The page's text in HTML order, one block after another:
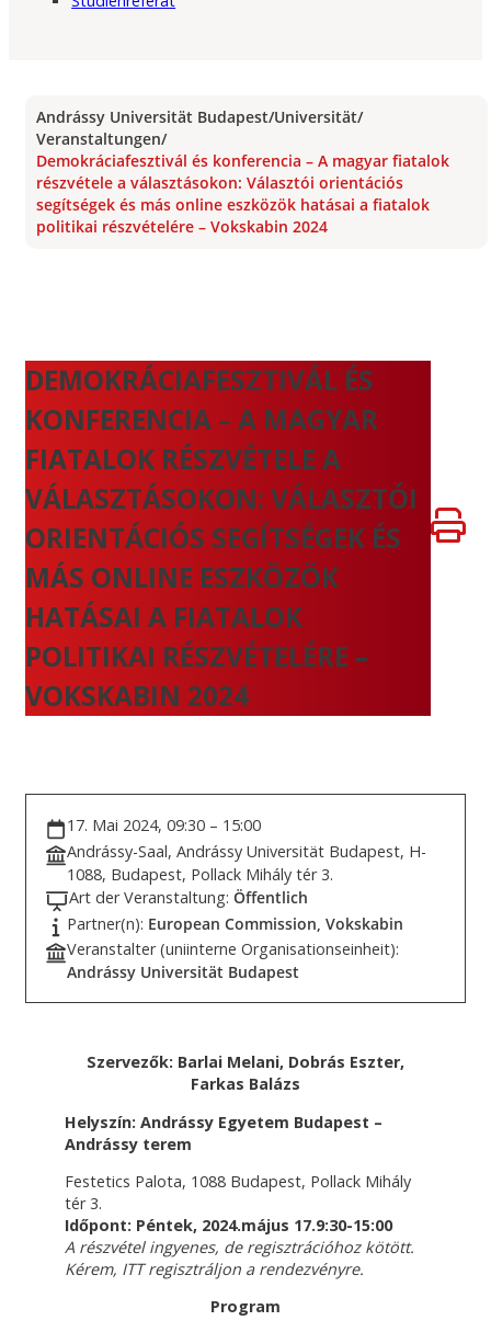
Andrássy Universität Budapest/Universität/
Veranstaltungen/
Demokráciafesztivál és konferencia – A magyar fiatalok
részvétele a választásokon: Választói orientációs
segítségek és más online eszközök hatásai a fiatalok
politikai részvételére – Vokskabin 2024
DEMOKRÁCIAFESZTIVÁL ÉS
KONFERENCIA – A MAGYAR
FIATALOK RÉSZVÉTELE A
VÁLASZTÁSOKON: VÁLASZTÓI
ORIENTÁCIÓS SEGÍTSÉGEK ÉS
MÁS ONLINE ESZKÖZÖK
HATÁSAI A FIATALOK
POLITIKAI RÉSZVÉTELÉRE –
VOKSKABIN 2024
17. Mai 2024, 09:30 – 15:00
Andrássy-Saal, Andrássy Universität Budapest, H-
1088, Budapest, Pollack Mihály tér 3.
Art der Veranstaltung: Öffentlich
Partner(n): European Commission, Vokskabin
Veranstalter (uniinterne Organisationseinheit):
Andrássy Universität Budapest
Szervezők: Barlai Melani, Dobrás Eszter,
Farkas Balázs
Helyszín: Andrássy Egyetem Budapest –
Andrássy terem
Festetics Palota, 1088 Budapest, Pollack Mihály
tér 3.
Időpont: Péntek, 2024.május 17.9:30-15:00
A részvétel ingyenes, de regisztrációhoz kötött.
Kérem, ITT regisztráljon a rendezvényre.
Program